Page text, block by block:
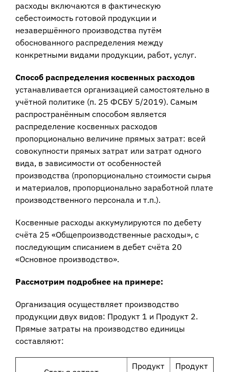
расходы включаются в фактическую
себестоимость готовой продукции и
незавершённого производства путём
обоснованного распределения между
конкретными видами продукции, работ, услуг.
Способ распределения косвенных расходов
устанавливается организацией самостоятельно в
учётной политике (п. 25 ФСБУ 5/2019). Самым
распространённым способом является
распределение косвенных расходов
пропорционально величине прямых затрат: всей
совокупности прямых затрат или затрат одного
вида, в зависимости от особенностей
производства (пропорционально стоимости сырья
и материалов, пропорционально заработной плате
производственного персонала и т.п.).
Косвенные расходы аккумулируются по дебету
счёта 25 «Общепроизводственные расходы», с
последующим списанием в дебет счёта 20
«Основное производство».
Рассмотрим подробнее на примере:
Организация осуществляет производство
продукции двух видов: Продукт 1 и Продукт 2.
Прямые затраты на производство единицы
составляют:
Продукт Продукт